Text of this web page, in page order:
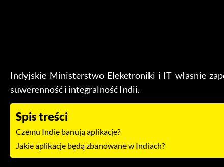
Indyjskie Ministerstwo Eleketroniki i IT własnie
suwerenność i integralność Indii.
Spis treści
Czemu Indie banują aplikacje?
Jakie aplikacje będą zbanowane w Indiach?